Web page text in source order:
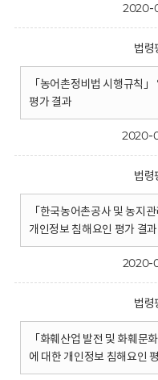
2020-
법령
「농어촌정비법 시행규칙
평가 결과
2020-
법령
「한국농어촌공사 및 농지
개인정보 침해요인 평가 결과
2020-
법령
「화훼산업 발전 및 화훼문
에 대한 개인정보 침해요인